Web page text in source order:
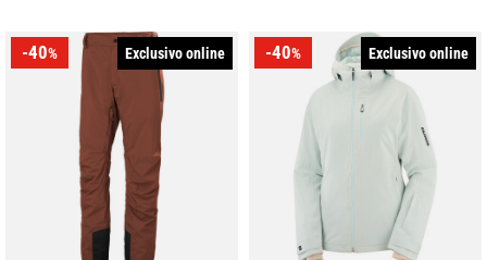
-40% Exclusivo online -40% Exclusivo online